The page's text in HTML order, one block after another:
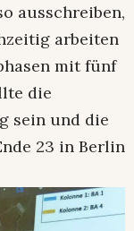
ausschreiben,
arbeiten
mit fünf
die
sein und die
23 in Berlin